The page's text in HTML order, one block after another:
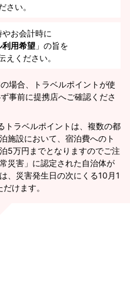
さい。
お会計時に
利用希望 」の旨を
えください。
場合、トラベルポイントが使
事前に提携店へご確認くださ
トラベルポイントは、複数の都
施設において、宿泊費へのト
5万円までとなりますのでご注
災害」に認定された自治体が
、災害発生日の次にくる10月1
けます。